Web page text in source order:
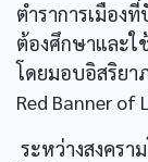
ตำราการเมือง
ต้องศึกษาและ
โดยมอบอิสริยา
Red Banner of
ระหว่างสงคร